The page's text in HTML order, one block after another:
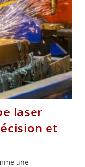
laser
et
une